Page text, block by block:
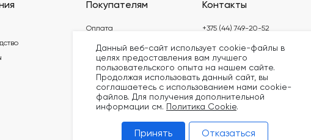
Покупателям
Оплата
Доставка
Блог
Видео
Сертификаты
Контакты
+375 (44) 749-20-52
build@kronex-company.by
Пн-Пт: 8:30 - 17:15
Сб-вс: выходной
Данный веб-сайт использует cookie-файлы в
целях предоставления вам лучшего
пользовательского опыта на нашем сайте.
Продолжая использовать данный сайт, вы
соглашаетесь с использованием нами cookie-
файлов. Для получения дополнительной
информации см.
Политика Cookie.
Принять Отказаться